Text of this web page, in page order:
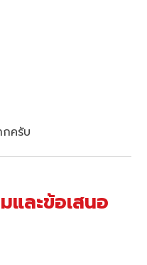
กครับ
และข้อเสนอ